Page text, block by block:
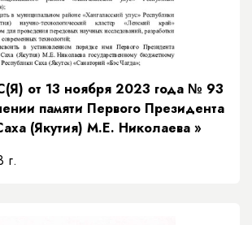
от 13 ноября 2023 года № 93
памяти Первого Президента
(Якутия) М.Е. Николаева »
г.